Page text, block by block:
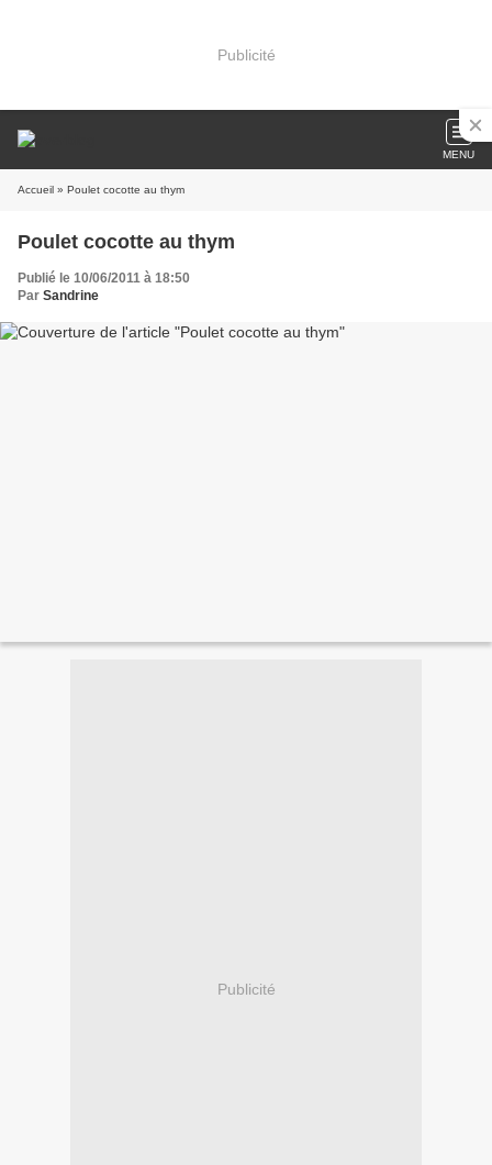
Publicité
MENU
Accueil » Poulet cocotte au thym
Poulet cocotte au thym
Publié le 10/06/2011 à 18:50
Par Sandrine
Publicité